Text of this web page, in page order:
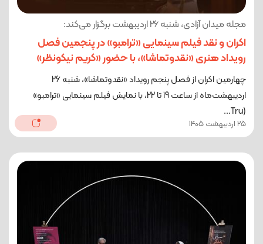
مجله میدان آزادی، شنبه 26 اردیبهشت برگزار می‌کند:
اکران و نقد فیلم سینمایی «ترامبو» در پنجمین فصل
رویداد هنری «نقدوتماشا»، با حضور «کریم نیکونظر»
چهارمین اکران از فصل پنجم رویداد «نقدوتماشا»، شنبه 26
اردیبهشت‌ماه از ساعت 19 تا 22، با نمایش فیلم سینمایی «ترامبو»
(Tru...
25 اردیبهشت 1405